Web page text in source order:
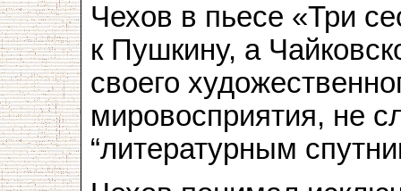
Чехов в пьесе «Три
к Пушкину, а
своего
мировосприятия, не
“литературным